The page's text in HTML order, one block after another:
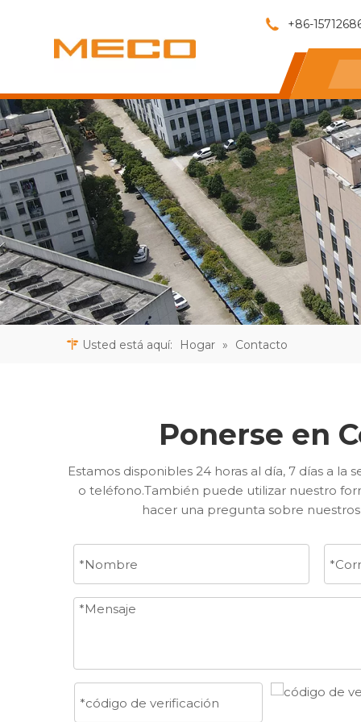
+86-
Usted está aquí: Hogar » Contacto
Ponerse en
Estamos disponibles 24 horas al día, 7 días a
o teléfono.También puede utilizar nuestro
hacer una pregunta sobre